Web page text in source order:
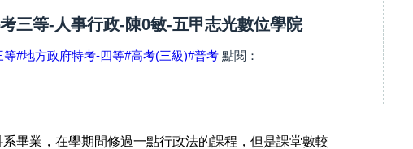
三等-人事行政-陳0敏-五甲志光數位學院
等#地方政府特考-四等#高考(三級)#普考 點閱：
畢業，在學期間修過一點行政法的課程，但是課堂數較